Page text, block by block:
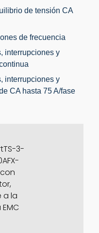
de tensión CA
de frecuencia
interrupciones y
interrupciones y
CA hasta 75 A/fase